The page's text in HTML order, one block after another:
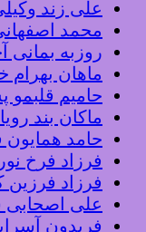
علی زند
محمد
روزبه بمانی
ماهان بهرام
حامیم
ماکان بند
حامد همایون
فرزاد فرخ نور
فرزاد فرزین
علی اصحابی
فریدون